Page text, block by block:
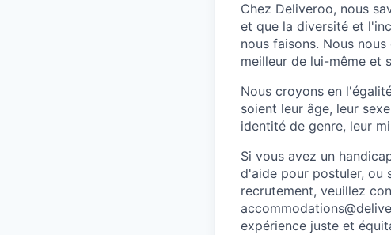
Chez Deliveroo, nous
et que la diversité et
nous faisons. Nous
meilleur de lui-même et
Nous croyons en
soient leur âge, leur
identité de genre, leur
Si vous avez un
d'aide pour postuler, ou
recrutement, veuillez
expérience juste et